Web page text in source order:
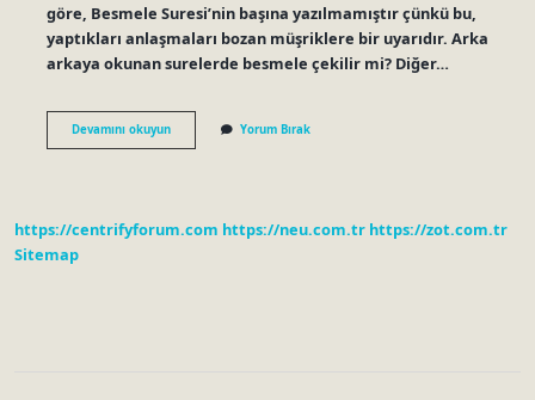
göre, Besmele Suresi’nin başına yazılmamıştır çünkü bu,
yaptıkları anlaşmaları bozan müşriklere bir uyarıdır. Arka
arkaya okunan surelerde besmele çekilir mi? Diğer…
Devamını okuyunNamazda
Ihlas
Mi
Yorum Bırak
https://centrifyforum.com https://neu.com.tr https://zot.com.tr
Sitemap